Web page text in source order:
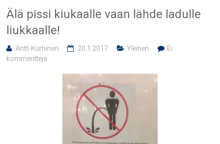
Älä pissi kiukaalle vaan lähde ladulle
liukkaalle!
Antti Kurhinen 20.1.2017 Yleinen
Ei
kommentteja